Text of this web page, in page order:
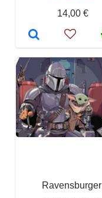
14,00 €
Ravensburger